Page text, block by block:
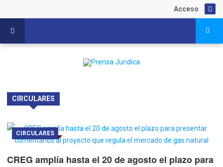
Acceso
CIRCULARES
CIRCULARES
CREG amplía hasta el 20 de agosto el plazo para